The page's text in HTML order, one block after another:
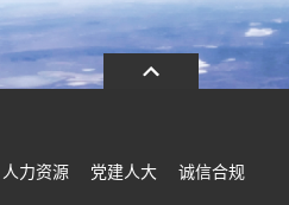
人力资源 党建人大 诚信合规